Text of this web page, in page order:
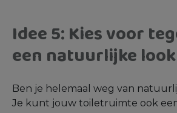
Idee 5: Kies voor
een natuurlijke look
Ben je helemaal weg van
Je kunt jouw toiletruimte ook